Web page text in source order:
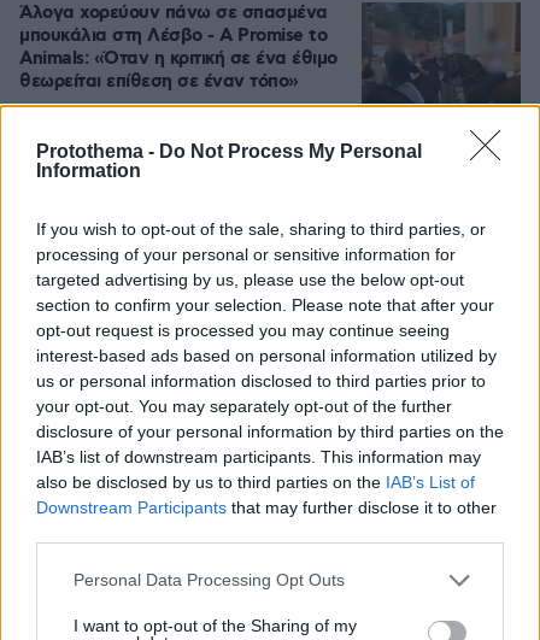
Protothema - Do Not Process My Personal
Information
If you wish to opt-out of the sale, sharing to third parties, or
processing of your personal or sensitive information for
targeted advertising by us, please use the below opt-out
section to confirm your selection. Please note that after your
opt-out request is processed you may continue seeing
interest-based ads based on personal information utilized by
us or personal information disclosed to third parties prior to
your opt-out. You may separately opt-out of the further
disclosure of your personal information by third parties on the
IAB’s list of downstream participants. This information may
also be disclosed by us to third parties on the IAB’s List of
Downstream Participants that may further disclose it to other
Please note that this website/app uses one or more Google
not limited to your visit or usage behaviour. You may click to
Personal Data Processing Opt Outs
I want to opt-out of the Sharing of my
Άλογα χορεύουν πάνω σε σπασμένα
μπουκάλια στη Λέσβο - A Promise to
Animals: «Όταν η κριτική σε ένα έθιμο
θεωρείται επίθεση σε έναν τόπο»
Νεαρός Παλαιστίνιος κλείδωσε
ανήλικη στο σπίτι του στα Χανιά, την
έσωσαν οι φωνές της
09.08.2026, 10:38 110
Games